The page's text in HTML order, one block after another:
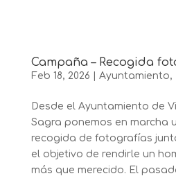
Campaña – Recogida
Feb 18, 2026 Ayuntamiento,
Desde el Ayuntamiento de
Sagra ponemos en marcha
recogida de fotografías
el objetivo de rendirle un
más que merecido. El